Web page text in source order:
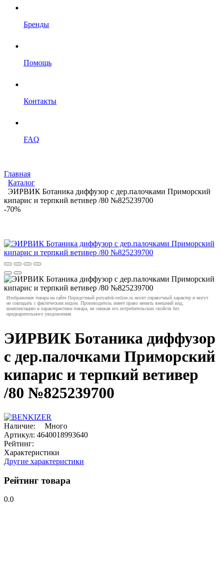
Бренды
Помощь
Контакты
FAQ
Главная
Каталог
ЭИРВИК Ботаника диффузор с дер.палочками Приморский
кипарис и терпкий ветивер /80 №825239700
-70%
Изображения товара на сайте Порядочный poryadok-online.ru носят справочный характер и могут
не совпадать с фактическим видом. Производитель имеет право менять внешний вид,
комплектацию и характеристики товара, не снижая его потребительских свойств без
предварительного уведомления.
ЭИРВИК Ботаника диффузор
с дер.палочками Приморский
кипарис и терпкий ветивер
/80 №825239700
Наличие:
Много
Артикул: 4640018993640
Рейтинг:
Характеристики
Другие характеристики
Рейтинг товара
0.0